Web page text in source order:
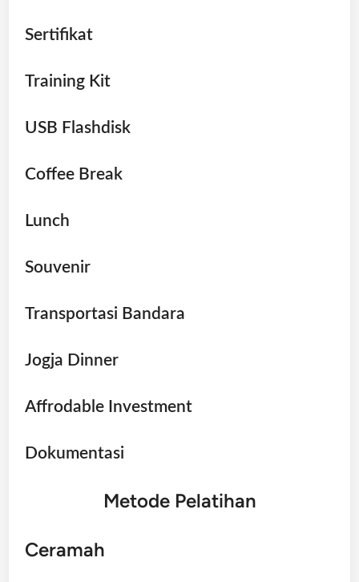
Sertifikat
Training Kit
USB Flashdisk
Coffee Break
Lunch
Souvenir
Transportasi Bandara
Jogja Dinner
Affrodable Investment
Dokumentasi
Metode Pelatihan
Ceramah